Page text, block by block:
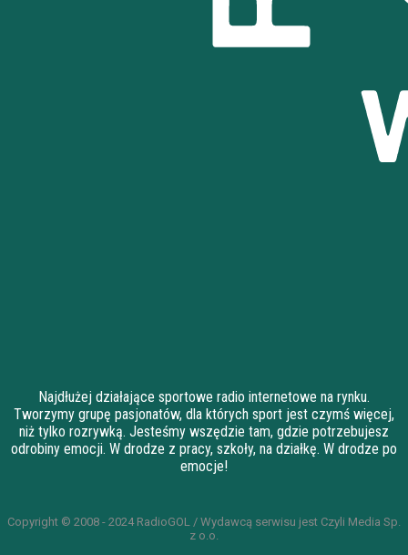
Najdłużej działające sportowe radio internetowe na rynku.
Tworzymy grupę pasjonatów, dla których sport jest czymś więcej,
niż tylko rozrywką. Jesteśmy wszędzie tam, gdzie potrzebujesz
odrobiny emocji. W drodze z pracy, szkoły, na działkę. W drodze po
emocje!
Copyright © 2008 - 2024 RadioGOL / Wydawcą serwisu jest Czyli Media Sp.
z o.o.